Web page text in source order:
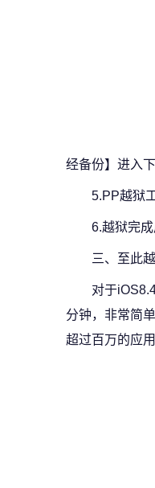
经备份】进入下
5.PP越狱
6.越狱完
三、至此
对于
分钟，非常简
超过百万的应